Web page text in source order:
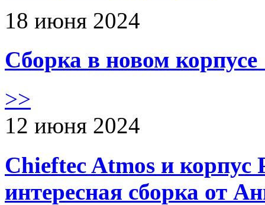
18 июня 2024
Сборка в новом
>>
12 июня 2024
Chieftec Atmos и корпус
интересная сборка от